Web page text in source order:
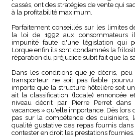
cassés, ont des stratégies de vente qui
à la profitabilité maximum.
Parfaitement conseillés sur les limites
la loi de 1992 aux consommateurs
impunité faute d'une législation qui
Lorque enfin ils sont condamnés la
réparation du préjudice subit fait que la
Dans les conditions que je décris,
transporteur ne soit pas fiable
importe que la structure hôtelière soit
ait la classification (locale) ennoncée
niveau décrit par Pierre Perret
vacances » qu'elle importance. Dès lors
pas sur la compétence des cuisiniers,
qualité gustative des repas fournis
contester en droit les prestations fournies.